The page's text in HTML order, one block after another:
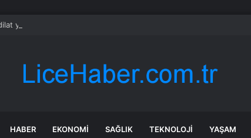
yapan çift, gizli bölmede deste deste para buldu
HABER EKONOMI SAĞLIK TEKNOLOJI YAŞAM